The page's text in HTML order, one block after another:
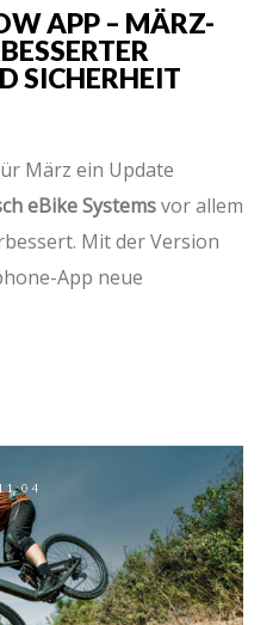
APP – MÄRZ-
SICHERHEIT
März ein Update
eBike Systemsvor allem
Mit der Version
App neue